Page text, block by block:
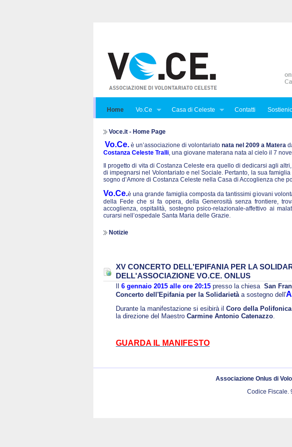
Home Vo.Ce Casa di Celeste Contatti
Voce.it - Home Page
Vo.Ce. è un’associazione di volontariato nata nel 2009 a Matera
Costanza Celeste Tralli, una giovane materana nata al cielo il 7
Il progetto di vita di Costanza Celeste era quello di dedicarsi agli
di impegnarsi nel Volontariato e nel Sociale. Pertanto, la sua
sogno d’Amore di Costanza Celeste nella Casa di Accoglienza che
Vo.Ce.è una grande famiglia composta da tantissimi giovani
della Fede che si fa opera, della Generosità senza frontiere,
accoglienza, ospitalità, sostegno psico-relazionale-affettivo ai
curarsi nell’ospedale Santa Maria delle Grazie.
Notizie
XV CONCERTO DELL'EPIFANIA PER LA
DELL'ASSOCIAZIONE VO.CE. ONLUS
6 gennaio 2015 alle ore 20:15 presso la chiesa San
Concerto dell'Epifania per la Solidarietà a sostegno dell'
Durante la manifestazione si esibirà il Coro della
la direzione del Maestro Carmine Antonio Catenazzo.
GUARDA IL MANIFESTO
Associazione Onlus di
Codice Fiscale.